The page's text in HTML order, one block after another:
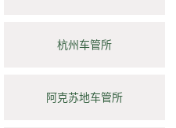
杭州车管所
阿克苏地车管所